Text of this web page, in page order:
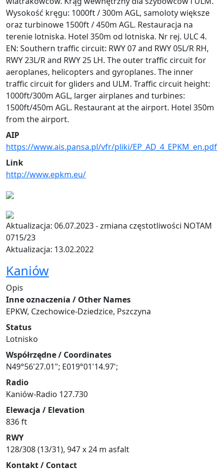
Wysokość kręgu: 1000ft / 300m AGL, samoloty większe
oraz turbinowe 1500ft / 450m AGL. Restauracja na
terenie lotniska. Hotel 350m od lotniska. Nr rej. ULC 4.
EN: Southern traffic circuit: RWY 07 and RWY 05L/R RH,
RWY 23L/R and RWY 25 LH. The outer traffic circuit for
aeroplanes, helicopters and gyroplanes. The inner
traffic circuit for gliders and ULM. Traffic circuit height:
1000ft/300m AGL, larger airplanes and turbines:
1500ft/450m AGL. Restaurant at the airport. Hotel 350m
from the airport.
AIP
https://www.ais.pansa.pl/vfr/pliki/EP_AD_4_EPKM_en.pdf
Link
http://www.epkm.eu/
Aktualizacja: 06.07.2023 - zmiana częstotliwości NOTAM
0715/23
Aktualizacja: 13.02.2022
Kaniów
Opis
Inne oznaczenia / Other Names
EPKW, Czechowice-Dziedzice, Pszczyna
Status
Lotnisko
Współrzędne / Coordinates
N49°56'27.01"; E019°01'14.97';
Radio
Kaniów-Radio 127.730
Elewacja / Elevation
836 ft
RWY
128/308 (13/31), 947 x 24 m asfalt
Kontakt / Contact